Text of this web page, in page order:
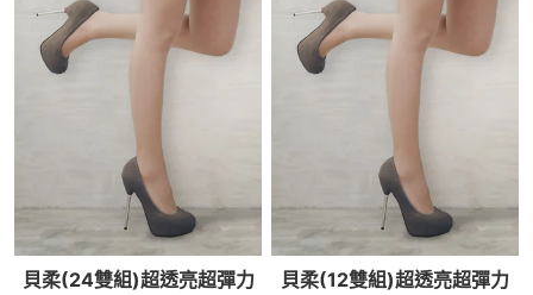
貝柔(24雙組)超透亮超彈力
貝柔(12雙組)超透亮超彈力